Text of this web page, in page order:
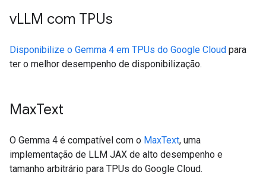
vLLM com TPUs
Disponibilize o Gemma 4 em TPUs do Google Cloud para
ter o melhor desempenho de disponibilização.
MaxText
O Gemma 4 é compatível com o MaxText, uma
implementação de LLM JAX de alto desempenho e
tamanho arbitrário para TPUs do Google Cloud.